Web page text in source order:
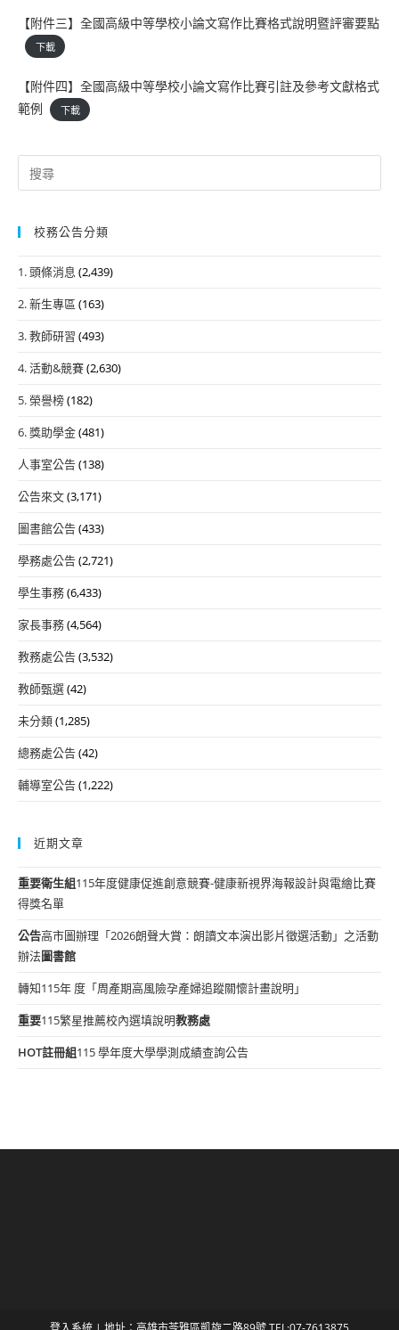
【附件三】全國高級中等學校小論文寫作比賽格式說明暨評審要點
下載
【附件四】全國高級中等學校小論文寫作比賽引註及參考文獻格式
範例
下載
Search
for:
校務公告分類
1. 頭條消息 (2,439)
2. 新生專區 (163)
3. 教師研習 (493)
4. 活動&競賽(2,630)
5. 榮譽榜(182)
6. 獎助學金(481)
人事室公告(138)
公告來文(3,171)
圖書館公告(433)
學務處公告(2,721)
學生事務(6,433)
家長事務(4,564)
教務處公告(3,532)
教師甄選(42)
未分類(1,285)
總務處公告(42)
輔導室公告(1,222)
近期文章
重要衛生組115年度健康促進創意競賽-健康新視界海報設計與電繪比賽
得獎名單
公告高市圖辦理「2026朗聲大賞：朗讀文本演出影片徵選活動」之活動
辦法圖書館
轉知115年 度「周產期高風險孕產婦追蹤關懷計畫說明」
重要115繁星推薦校內選填說明教務處
HOT註冊組115 學年度大學學測成績查詢公告